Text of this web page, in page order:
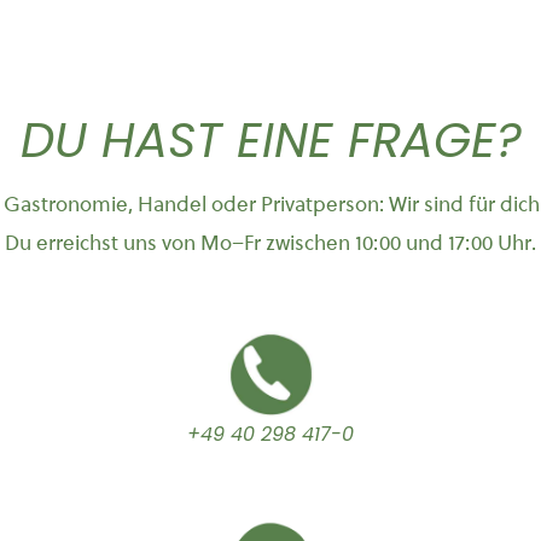
DU HAST EINE FRAGE?
Handel oder Privatperson: Wir sind für
Du erreichst uns von Mo–Fr zwischen 10:00 und 17:00 Uhr.
+49 40 298 417-0